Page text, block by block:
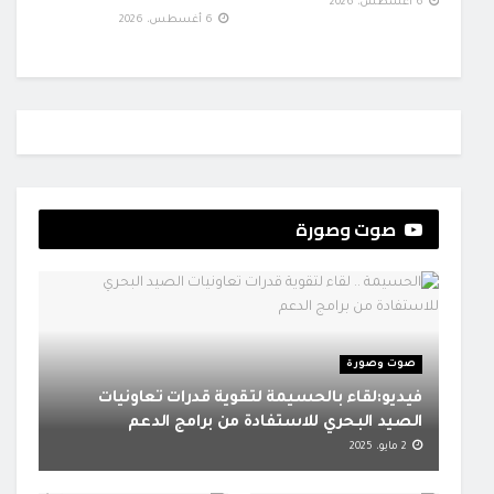
صوت وصورة
صوت وصورة
فيديو:لقاء بالحسيمة لتقوية قدرات تعاونيات
الصيد البحري للاستفادة من برامج الدعم